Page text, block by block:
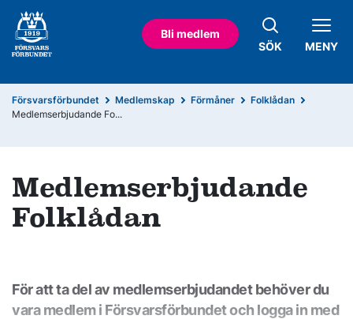
Bli medlem
SÖK
MENY
Försvarsförbundet Medlemskap Förmåner
Folklådan
Medlemserbjudande Fo...
Medlemserbjudande
Folklådan
För att ta del av medlemserbjudandet behöver du
vara medlem i Försvarsförbundet och logga in med